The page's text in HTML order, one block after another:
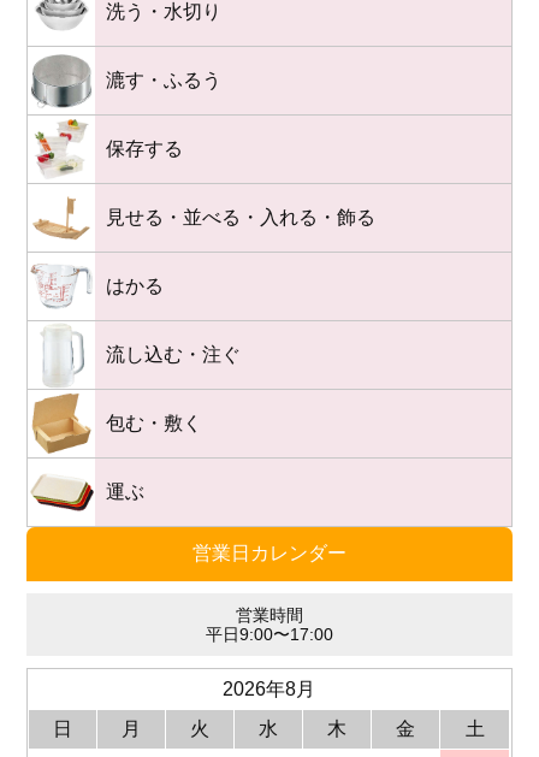
営業日カレンダー
営業時間
平日9:00〜17:00
2026年8月
日
月 火 水 木 金
土
洗う・水切り
漉す・ふるう
保存する
見せる・並べる・入れる・飾る
はかる
流し込む・注ぐ
包む・敷く
運ぶ